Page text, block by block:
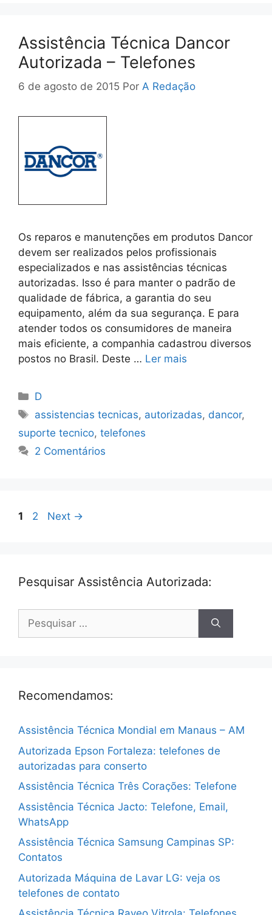
Assistência Técnica Dancor
Autorizada – Telefones
6 de agosto de 2015 Por A Redação
Os reparos e manutenções em produtos Dancor
devem ser realizados pelos profissionais
especializados e nas assistências técnicas
autorizadas. Isso é para manter o padrão de
qualidade de fábrica, a garantia do seu
equipamento, além da sua segurança. E para
atender todos os consumidores de maneira
mais eficiente, a companhia cadastrou diversos
postos no Brasil. Deste … Ler mais
Categorias
D
Tags
assistencias tecnicas, autorizadas, dancor,
suporte tecnico, telefones
2 Comentários
Page
1 Page
2 Next →
Pesquisar Assistência Autorizada:
Pesquisar
Recomendamos:
Assistência Técnica Mondial em Manaus – AM
Autorizada Epson Fortaleza: telefones de
autorizadas para conserto
Assistência Técnica Três Corações: Telefone
Assistência Técnica Jacto: Telefone, Email,
WhatsApp
Assistência Técnica Samsung Campinas SP:
Contatos
Autorizada Máquina de Lavar LG: veja os
telefones de contato